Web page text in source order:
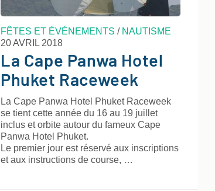
FÊTES ET ÉVÉNEMENTS / NAUTISME
20 AVRIL 2018
La Cape Panwa Hotel
Phuket Raceweek
La Cape Panwa Hotel Phuket Raceweek
se tient cette année du 16 au 19 juillet
inclus et orbite autour du fameux Cape
Panwa Hotel Phuket.
Le premier jour est réservé aux inscriptions
et aux instructions de course, …